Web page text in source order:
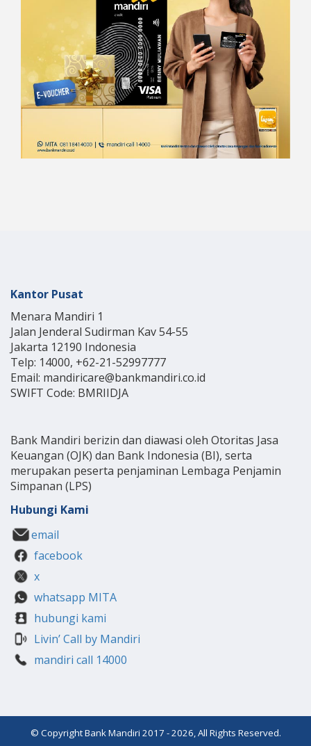
Kantor Pusat
Menara Mandiri 1
Jalan Jenderal Sudirman Kav 54-55
Jakarta 12190 Indonesia
Telp: 14000, +62-21-52997777
Email: mandiricare@bankmandiri.co.id
SWIFT Code: BMRIIDJA
Bank Mandiri berizin dan diawasi oleh Otoritas Jasa
Keuangan (OJK) dan Bank Indonesia (BI), serta
merupakan peserta penjaminan Lembaga Penjamin
Simpanan (LPS)
Hubungi Kami
email
facebook
x
whatsapp MITA
hubungi kami
Livin’ Call by Mandiri
mandiri call 14000
© Copyright Bank Mandiri 2017 - 2026, All Rights Reserved.